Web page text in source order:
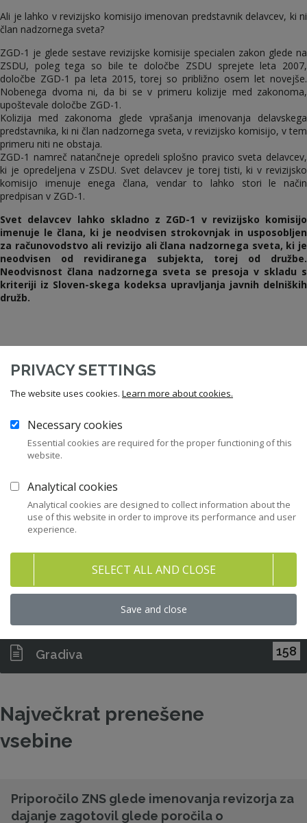
Ali je lahko v revizijsko komisijo imenovan predstavnik delavcev, ki ni
član nadzornega sveta?
ZGD-1 je glede sestave revizijske komisije specialen zakon glede na
ZSDU, poleg tega so bile te določbe ZSDU sprejete leta 2007,
določbe ZGD-1 pa leta 2015, torej so približno osem let novejše.
Nobenega dvoma ni, da bi se v primeru kolizije med zakonoma,
upoštevale določbe ZGD-1.
Kolizija med zakonoma glede vprašanja imenovanja delavskega
predstavnika, ki ni član nadzornega sveta, v revizijsko komisijo, v tem
primeru niti ne obstaja.
ZGD-1 namreč natančneje opredeli splošno pravico sveta delavcev,
ki je opredeljena v ZSDU. Svet delavcev je torej tisti, ki v revizijsko
komisijo imenuje enega člana, vendar to lahko stori le način
predpisan v ZGD-1.
Svet delavcev lahko skladno z ZGD-1 v revizijsko komisijo
imenuje le člana, ki je neodvisen strokovnjak in usposobljen
za računovodstvo ali revizijo ali člana nadzornega sveta, ki je
neodvisen od revidiranega subjekta, torej od družbe.
Neodvisnost člana nadzornega sveta se presoja v skladu s
kriteriji iz Sloven-skega kodeksa upravljanja javnih delniških
družb.
Prenesi dokument
Zakonodaja
Priporočila in kodeksi
Stališča ZNS
Raziskave in študije
Gradiva 158
Največkrat prenešene
vsebine
Priporočilo ZNS glede imenovanja revizorja za
dajanje zagotovil glede poročila o
PRIVACY SETTINGS
The website uses cookies. Learn more about cookies.
Necessary cookies
Essential cookies are required for the proper functioning of this
website.
Analytical cookies
Analytical cookies are designed to collect information about the
use of this website in order to improve its performance and user
experience.
SELECT ALL AND CLOSE
Save and close